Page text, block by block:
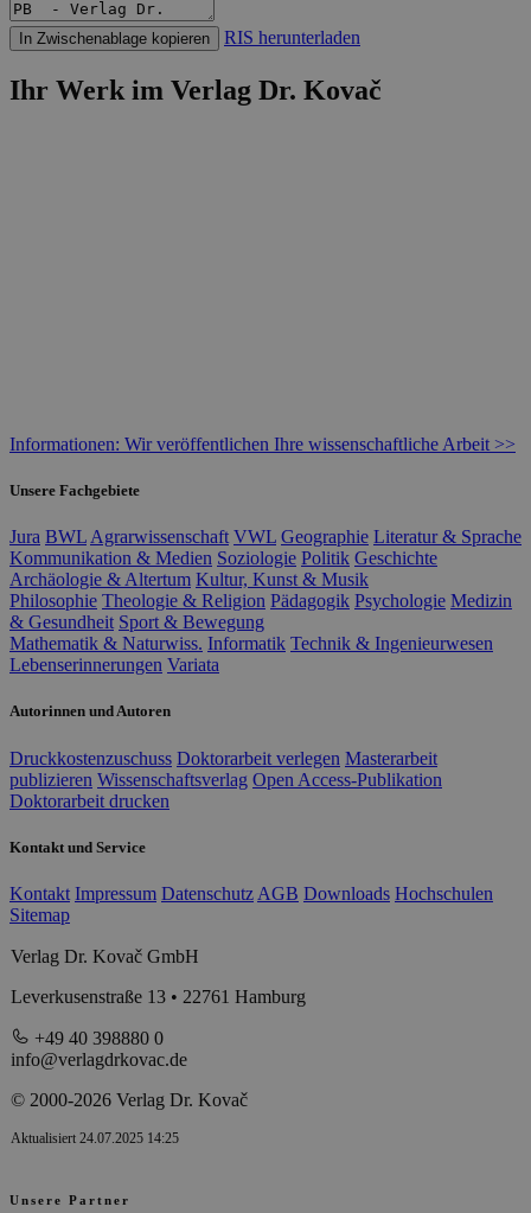
In Zwischenablage kopieren RIS herunterladen
Ihr Werk im Verlag Dr. Kovač
Informationen: Wir veröffentlichen Ihre wissenschaftliche Arbeit >>
Unsere Fachgebiete
Jura BWL Agrarwissenschaft VWL Geographie Literatur & Sprache
Kommunikation & Medien Soziologie Politik Geschichte
Archäologie & Altertum Kultur, Kunst & Musik
Philosophie Theologie & Religion Pädagogik Psychologie Medizin
& Gesundheit Sport & Bewegung
Mathematik & Naturwiss. Informatik Technik & Ingenieurwesen
Lebenserinnerungen Variata
Autorinnen und Autoren
Druckkostenzuschuss Doktorarbeit verlegen Masterarbeit
publizieren Wissenschaftsverlag Open Access-Publikation
Doktorarbeit drucken
Kontakt und Service
Kontakt Impressum Datenschutz AGB Downloads Hochschulen
Sitemap
Verlag Dr. Kovač GmbH
Leverkusenstraße 13 • 22761 Hamburg
+49 40 398880 0
info@verlagdrkovac.de
© 2000-2026 Verlag Dr. Kovač
Aktualisiert 24.07.2025 14:25
Unsere Partner